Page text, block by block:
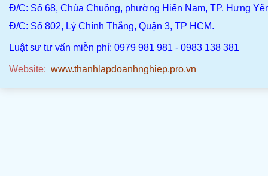
Đ/C: Số 68, Chùa Chuông, phường Hiến Nam, TP. Hưng
Đ/C: Số 802, Lý Chính Thắng, Quận 3, TP HCM.
Luật sư tư vấn miễn phí: 0979 981 981 - 0983 138 381
Website: www.thanhlapdoanhnghiep.pro.vn